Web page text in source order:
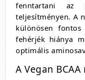
fenntartani az
teljesítményen. A
különösen
fehérjék hiánya
optimális
A Vegan